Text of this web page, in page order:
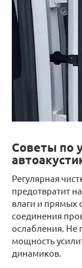
Советы по
Регулярная
предотвратит
влаги и прямых
соединения
ослабления. Не
мощность
динамиков.